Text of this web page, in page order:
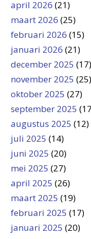
april 2026 (21)
maart 2026 (25)
februari 2026 (15)
januari 2026 (21)
december 2025 (17)
november 2025 (25)
oktober 2025 (27)
september 2025
augustus 2025 (12)
juli 2025 (14)
juni 2025 (20)
mei 2025 (27)
april 2025 (26)
maart 2025 (19)
februari 2025 (17)
januari 2025 (20)